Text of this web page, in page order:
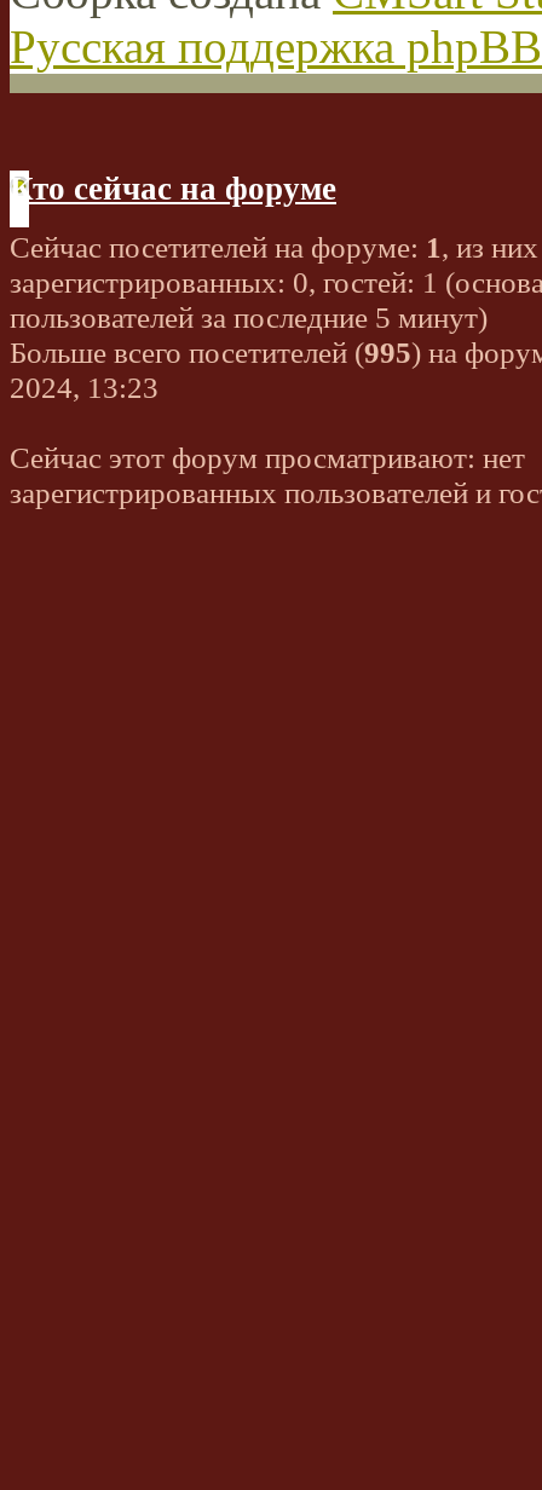
Русская поддержка phpBB
Кто сейчас на форуме
Сейчас посетителей на форуме: 1, из них
зарегистрированных: 0, гостей: 1
пользователей за последние 5 минут)
Больше всего посетителей (995) на
2024, 13:23
Сейчас этот форум просматривают: нет
зарегистрированных пользователей и